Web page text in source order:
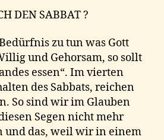
DEN SABBAT ?
zu tun was Gott
und Gehorsam, so sollt
essen“. Im vierten
des Sabbats, reichen
So sind wir im Glauben
Segen nicht mehr
und das, weil wir in einem